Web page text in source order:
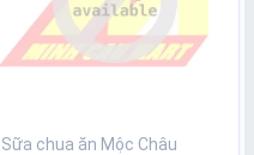
Sữa chua ăn Mộc Châu